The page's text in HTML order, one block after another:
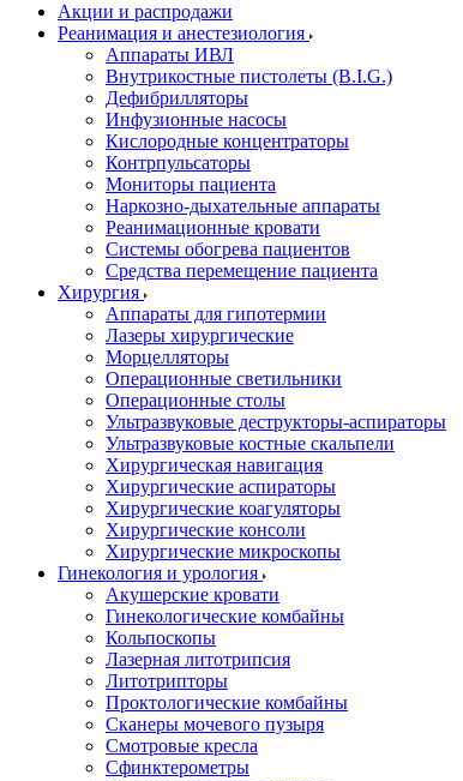
Акции и распродажи
Реанимация и анестезиология
Аппараты ИВЛ
Внутрикостные пистолеты (B.I.G.)
Дефибрилляторы
Инфузионные насосы
Кислородные концентраторы
Контрпульсаторы
Мониторы пациента
Наркозно-дыхательные аппараты
Реанимационные кровати
Системы обогрева пациентов
Средства перемещение пациента
Хирургия
Аппараты для гипотермии
Лазеры хирургические
Морцелляторы
Операционные светильники
Операционные столы
Ультразвуковые деструкторы-аспираторы
Ультразвуковые костные скальпели
Хирургическая навигация
Хирургические аспираторы
Хирургические коагуляторы
Хирургические консоли
Хирургические микроскопы
Гинекология и урология
Акушерские кровати
Гинекологические комбайны
Кольпоскопы
Лазерная литотрипсия
Литотрипторы
Проктологические комбайны
Сканеры мочевого пузыря
Смотровые кресла
Сфинктерометры